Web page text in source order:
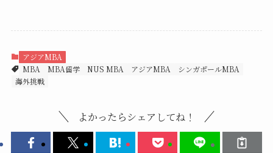
アジアMBA
MBA
MBA留学 NUS MBA アジアMBA
シンガポールMBA
海外挑戦
よかったらシェアしてね！